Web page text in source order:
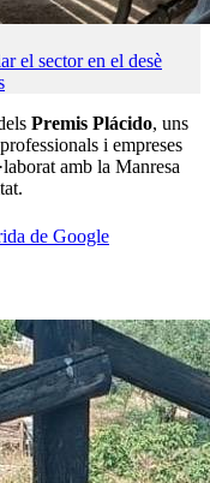
el sector en el desè
Premis Plácido, uns
i empreses
amb la Manresa
de Google